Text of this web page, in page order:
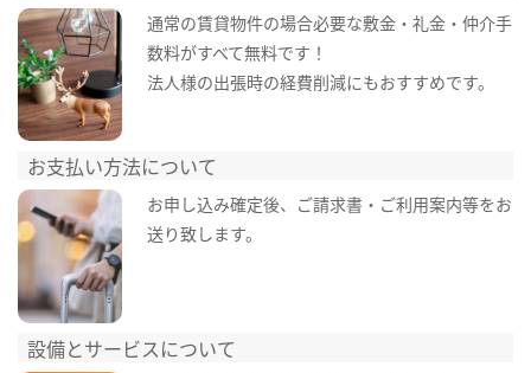
通常の賃貸物件の場合必要な敷金・礼金・仲介手
数料がすべて無料です！
法人様の出張時の経費削減にもおすすめです。
お支払い方法について
お申し込み確定後、ご請求書・ご利用案内等をお
送り致します。
設備とサービスについて